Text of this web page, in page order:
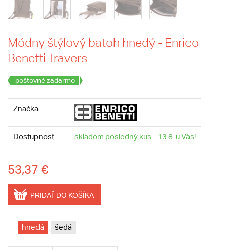
Módny štýlový batoh hnedý - Enrico
Benetti Travers
poštovné zadarmo
Značka
Dostupnosť skladom posledný kus - 13.8. u Vás!
53,37 €
PRIDAŤ DO KOŠÍKA
hnedá šedá